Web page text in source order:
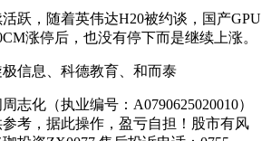
跃，随着英伟达H20被约谈，国产GPU
涨停后，也没有停下而是继续上涨。
信息、科德教育、和而泰
志化（执业编号：A0790625020010）
考，据此操作，盈亏自担！股市有风